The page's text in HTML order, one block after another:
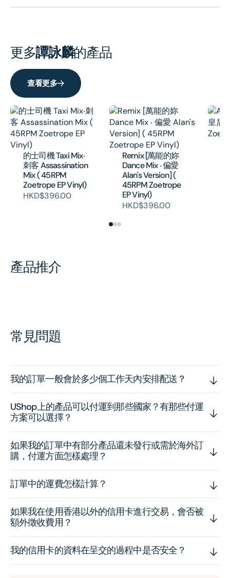
更多譚詠麟的產品
查看更多
的士司機 Taxi Mix‧
刺客 Assassination
Mix ( 45RPM
Zoetrope EP Vinyl)
HKD$396.00
Remix [萬能的妳
Dance Mix ‧ 偏愛
Alan's Version] (
45RPM Zoetrope
EP Vinyl)
HKD$396.00
產品推介
常見問題
我的訂單一般會於多少個工作天內安排配送？
UShop上的產品可以付運到那些國家？有那些付運
方案可以選擇？
如果我的訂單中有部分產品還未發行或需於海外訂
購，付運方面怎樣處理？
訂單中的運費怎樣計算？
如果我在使用香港以外的信用卡進行交易，會否被
額外徵收費用？
我的信用卡的資料在呈交的過程中是否安全？